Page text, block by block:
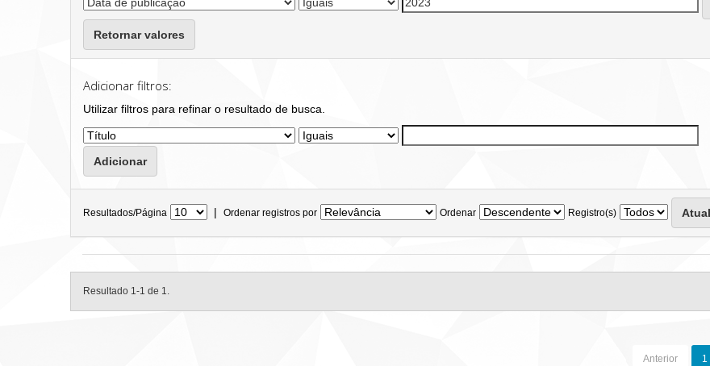
Retornar valores
Adicionar filtros:
Utilizar filtros para refinar o resultado de busca.
Resultados/Página | Ordenar registros por Ordenar Registro(s)
Resultado 1-1 de 1.
Anterior 1